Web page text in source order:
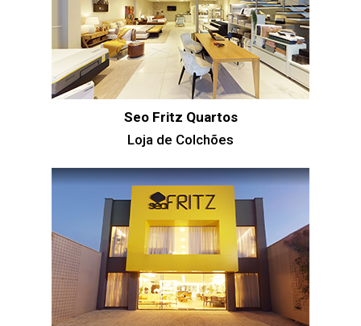
Seo Fritz Quartos
Loja de Colchões